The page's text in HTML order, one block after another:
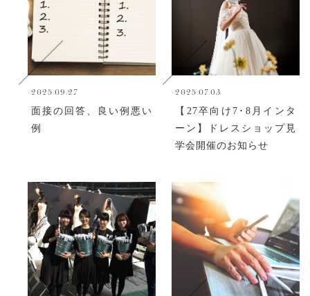
2025.09.27
面接の回答、良い例悪い
例
2025.07.03
【27卒向け7･8月インタ
ーン】ドレスショップ見
学会開催のお知らせ